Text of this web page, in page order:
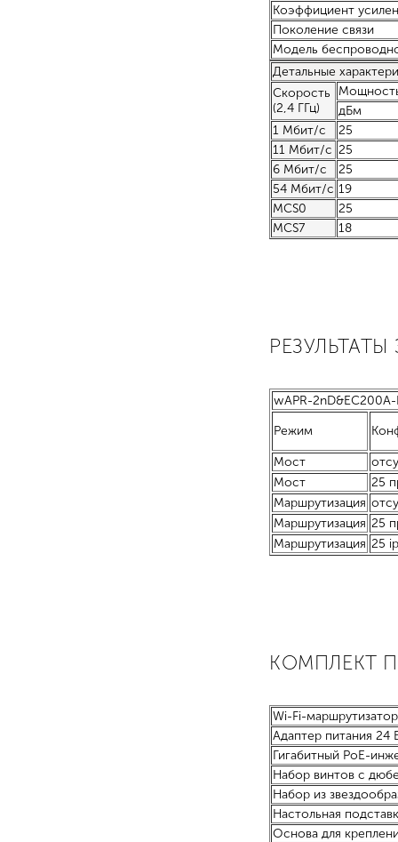
Коэффициент
Поколение связи
Модель
Детальные
Скорость
(2,4 ГГц)
дБм
1 Мбит/с
25
11 Мбит/с 25
6 Мбит/с
25
54 Мбит/с 19
MCS0
25
MCS7
18
wAPR-2nD&EC200A-
Режим
Мост
Мост
25
Маршрутизация
Маршрутизация 25
Маршрутизация 25
КОМПЛЕКТ
Wi-Fi-маршрутизатор
Адаптер питания 24
Гигабитный PoE-
Набор винтов с
Набор из
Настольная
Основа для